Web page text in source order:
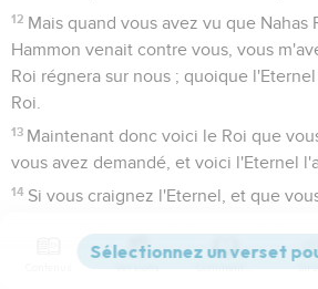
12 Mais quand vous avez vu que Nahas
Hammon venait contre vous, vous
Roi régnera sur nous ; quoique
Roi.
13 Maintenant donc voici le Roi que
vous avez demandé, et voici l'Eternel
14 Si vous craignez l'Eternel, et que
commandement de l'Eternel, alors et
règne sur vous, vous serez sous la
Versions Commentaires